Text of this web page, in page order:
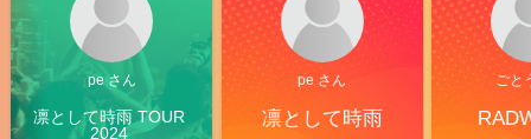
pe さん
凛として時雨 TOUR
2024
pe さん
凛として時雨
ごと